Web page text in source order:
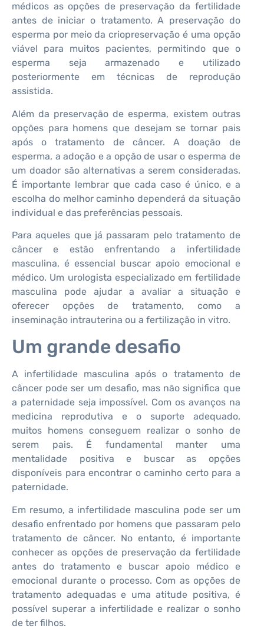
médicos as opções de preservação da fertilidade
antes de iniciar o tratamento. A preservação do
esperma por meio da criopreservação é uma opção
viável para muitos pacientes, permitindo que o
esperma seja armazenado e utilizado
posteriormente em técnicas de reprodução
assistida.
Além da preservação de esperma, existem outras
opções para homens que desejam se tornar pais
após o tratamento de câncer. A doação de
esperma, a adoção e a opção de usar o esperma de
um doador são alternativas a serem consideradas.
É importante lembrar que cada caso é único, e a
escolha do melhor caminho dependerá da situação
individual e das preferências pessoais.
Para aqueles que já passaram pelo tratamento de
câncer e estão enfrentando a infertilidade
masculina, é essencial buscar apoio emocional e
médico. Um urologista especializado em fertilidade
masculina pode ajudar a avaliar a situação e
oferecer opções de tratamento, como a
inseminação intrauterina ou a fertilização in vitro.
Um grande desafio
A infertilidade masculina após o tratamento de
câncer pode ser um desafio, mas não significa que
a paternidade seja impossível. Com os avanços na
medicina reprodutiva e o suporte adequado,
muitos homens conseguem realizar o sonho de
serem pais. É fundamental manter uma
mentalidade positiva e buscar as opções
disponíveis para encontrar o caminho certo para a
paternidade.
Em resumo, a infertilidade masculina pode ser um
desafio enfrentado por homens que passaram pelo
tratamento de câncer. No entanto, é importante
conhecer as opções de preservação da fertilidade
antes do tratamento e buscar apoio médico e
emocional durante o processo. Com as opções de
tratamento adequadas e uma atitude positiva, é
possível superar a infertilidade e realizar o sonho
de ter filhos.